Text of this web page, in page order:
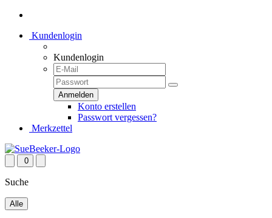
Kundenlogin
Kundenlogin
Konto erstellen
Passwort vergessen?
Merkzettel
0
Suche
Alle